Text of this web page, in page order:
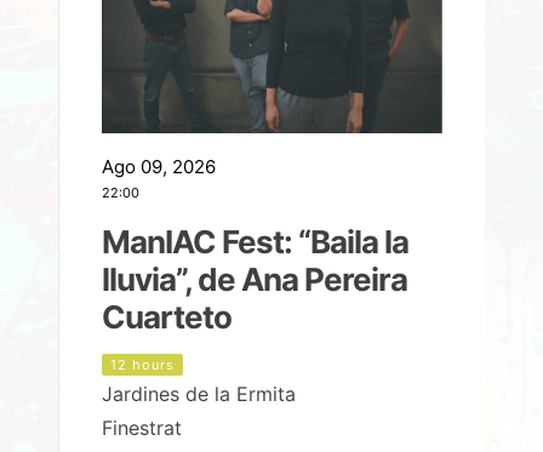
Ago 09, 2026
22:00
ManIAC Fest: “Baila la
lluvia”, de Ana Pereira
Cuarteto
12 hours
Jardines de la Ermita
Finestrat